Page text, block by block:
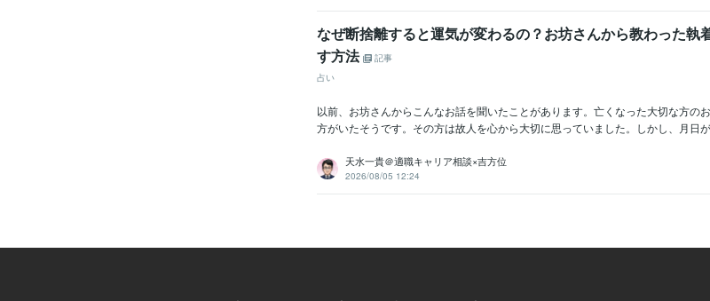
なぜ断捨離すると運気が変わるの？お坊さんから教わった執
す方法
記事
占い
以前、お坊さんからこんなお話を聞いたことがあります。亡くなった大切な方の
方がいたそうです。その方は故人を心から大切に思っていました。しかし、月日
天水一貴＠適職キャリア相談×吉方位
2026/08/05 12:24